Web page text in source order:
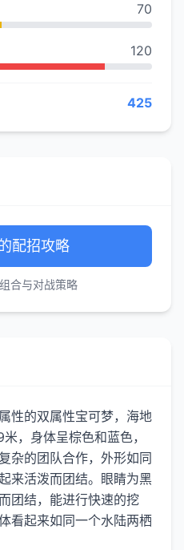
70
120
425
配招攻略
合与对战策略
性的双属性宝可梦，海地
，身体呈棕色和蓝色，
杂的团队合作，外形如同
来活泼而团结。眼睛为黑
团结，能进行快速的挖
看起来如同一个水陆两栖